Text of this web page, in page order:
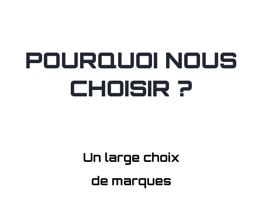
POURQUOI NOUS
CHOISIR ?
Un large choix
de marques